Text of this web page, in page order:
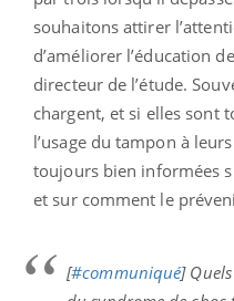
souhaitons attirer
d’améliorer l’éducation
directeur de l’étude.
chargent, et si elles sont
l’usage du tampon à
toujours bien informées
et sur comment le
[#communiqué]